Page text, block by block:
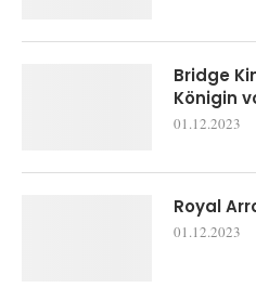
Bridge
Königin
01.12.2023
Royal
01.12.2023